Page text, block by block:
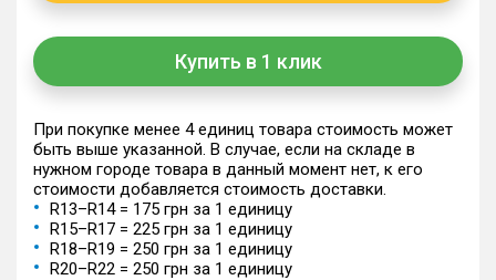
Купить в 1 клик
При покупке менее 4 единиц товара стоимость может
быть выше указанной. В случае, если на складе в
нужном городе товара в данный момент нет, к его
стоимости добавляется стоимость доставки.
R13–R14 = 175 грн за 1 единицу
R15–R17 = 225 грн за 1 единицу
R18–R19 = 250 грн за 1 единицу
R20–R22 = 250 грн за 1 единицу